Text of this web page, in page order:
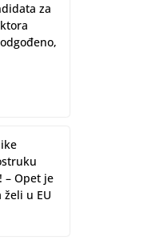
za
– Opet je
u EU